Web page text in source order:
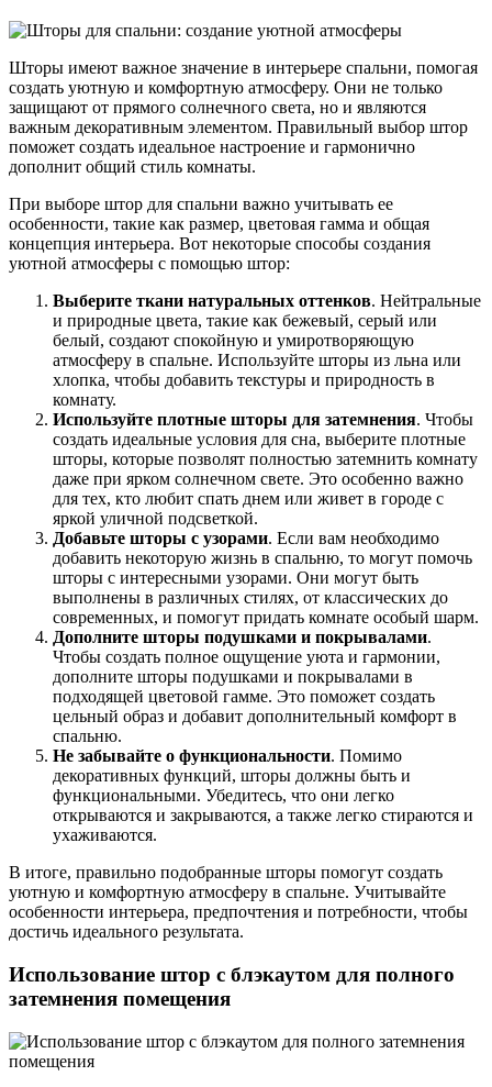
Шторы имеют важное значение в интерьере спальни, помогая
создать уютную и комфортную атмосферу. Они не только
защищают от прямого солнечного света, но и являются
важным декоративным элементом. Правильный выбор штор
поможет создать идеальное настроение и гармонично
дополнит общий стиль комнаты.
При выборе штор для спальни важно учитывать ее
особенности, такие как размер, цветовая гамма и общая
концепция интерьера. Вот некоторые способы создания
уютной атмосферы с помощью штор:
Выберите ткани натуральных оттенков. Нейтральные
и природные цвета, такие как бежевый, серый или
белый, создают спокойную и умиротворяющую
атмосферу в спальне. Используйте шторы из льна или
хлопка, чтобы добавить текстуры и природность в
комнату.
Используйте плотные шторы для затемнения. Чтобы
создать идеальные условия для сна, выберите плотные
шторы, которые позволят полностью затемнить комнату
даже при ярком солнечном свете. Это особенно важно
для тех, кто любит спать днем или живет в городе с
яркой уличной подсветкой.
Добавьте шторы с узорами. Если вам необходимо
добавить некоторую жизнь в спальню, то могут помочь
шторы с интересными узорами. Они могут быть
выполнены в различных стилях, от классических до
современных, и помогут придать комнате особый шарм.
Дополните шторы подушками и покрывалами.
Чтобы создать полное ощущение уюта и гармонии,
дополните шторы подушками и покрывалами в
подходящей цветовой гамме. Это поможет создать
цельный образ и добавит дополнительный комфорт в
спальню.
Не забывайте о функциональности. Помимо
декоративных функций, шторы должны быть и
функциональными. Убедитесь, что они легко
открываются и закрываются, а также легко стираются и
ухаживаются.
В итоге, правильно подобранные шторы помогут создать
уютную и комфортную атмосферу в спальне. Учитывайте
особенности интерьера, предпочтения и потребности, чтобы
достичь идеального результата.
Использование штор с блэкаутом для полного
затемнения помещения